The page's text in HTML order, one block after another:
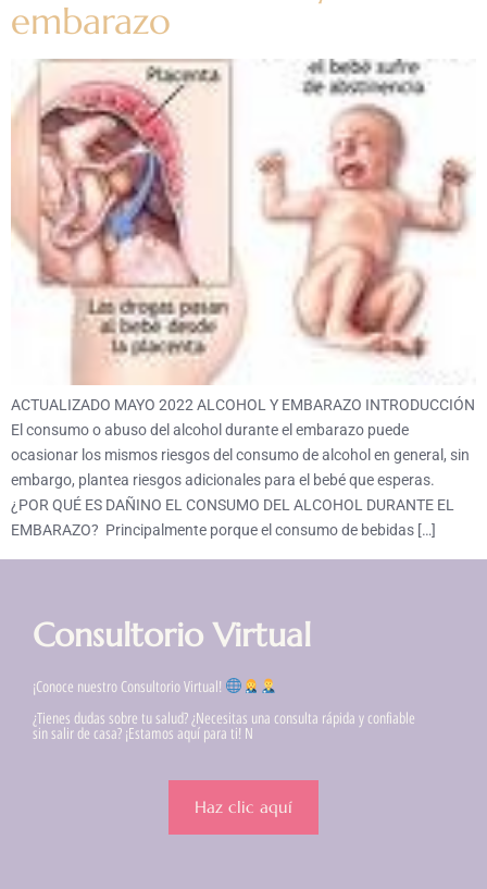
embarazo
ACTUALIZADO MAYO 2022 ALCOHOL Y EMBARAZO INTRODUCCIÓN
El consumo o abuso del alcohol durante el embarazo puede
ocasionar los mismos riesgos del consumo de alcohol en general, sin
embargo, plantea riesgos adicionales para el bebé que esperas.
¿POR QUÉ ES DAÑINO EL CONSUMO DEL ALCOHOL DURANTE EL
EMBARAZO? Principalmente porque el consumo de bebidas […]
Consultorio Virtual
¡Conoce nuestro Consultorio Virtual!
¿Tienes dudas sobre tu salud? ¿Necesitas una consulta rápida y confiable
sin salir de casa? ¡Estamos aquí para ti! N
Haz clic aquí